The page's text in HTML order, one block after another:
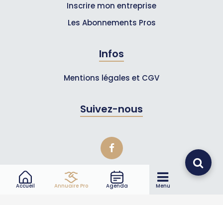
Accueil Annuaire Pro Agenda Menu
Inscrire mon entreprise
Les Abonnements Pros
Infos
Mentions légales et CGV
Suivez-nous